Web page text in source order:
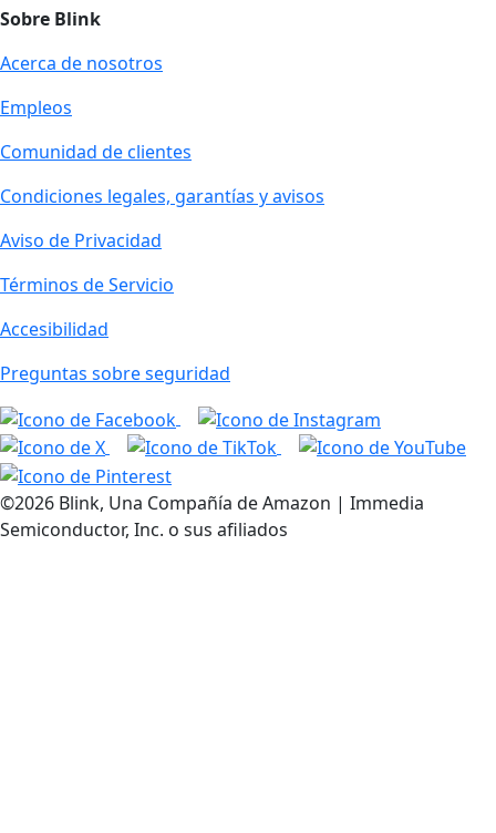
Sobre Blink
Acerca de nosotros
Empleos
Comunidad de clientes
Condiciones legales, garantías y avisos
Aviso de Privacidad
Términos de Servicio
Accesibilidad
Preguntas sobre seguridad
©2026 Blink, Una Compañía de Amazon | Immedia
Semiconductor, Inc. o sus afiliados